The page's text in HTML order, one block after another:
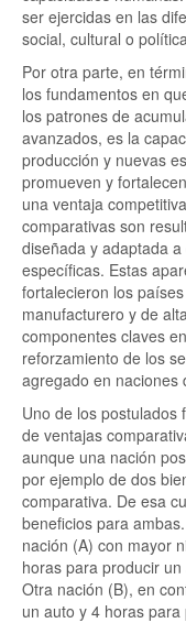
ser ejercidas en las
social, cultural o
Por otra parte, en
los fundamentos en
los patrones de
avanzados, es la
producción y nuevas
promueven y
una ventaja
comparativas son
diseñada y adaptada
específicas. Estas
fortalecieron los
manufacturero y de
componentes claves
reforzamiento de los
agregado en naciones
Uno de los postulados
de ventajas
aunque una nación
por ejemplo de dos
comparativa. De esa
beneficios para
nación (A) con mayor
horas para producir
Otra nación (B), en
un auto y 4 horas